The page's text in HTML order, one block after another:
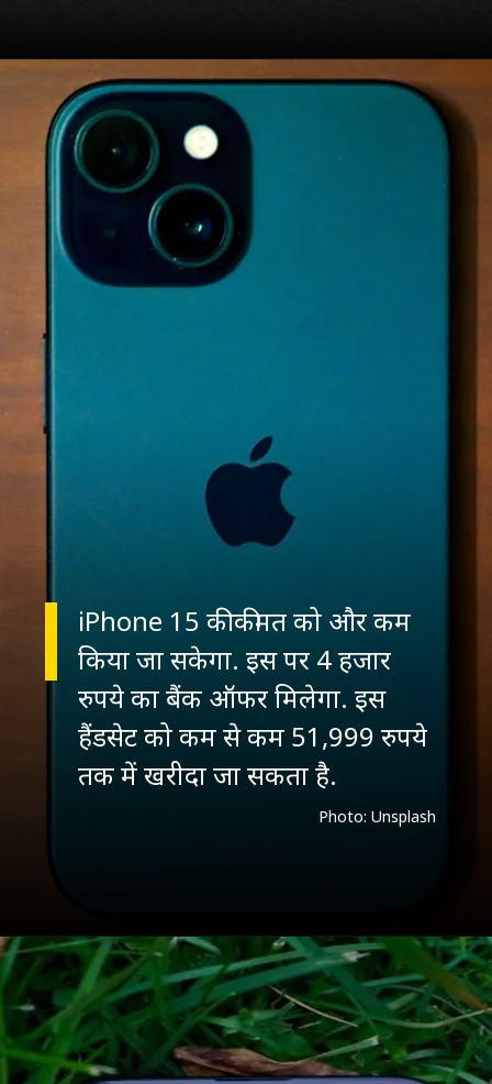
iPhone 15 की कीमत को और कम
किया जा सकेगा. इस पर 4 हजार
रुपये का बैंक ऑफर मिलेगा. इस
हैंडसेट को कम से कम 51,999 रुपये
तक में खरीदा जा सकता है.
Photo: Unsplash